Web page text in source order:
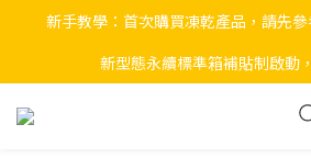
新手教學：首次購買凍乾產品，請先參
新型態永續標準箱補貼制啟動